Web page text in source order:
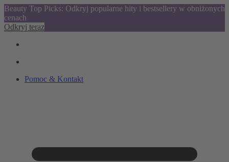
Beauty Top Picks: Odkryj popularne hity i bestsellery w obniżonych
cenach
Odkryj teraz
Pomoc & Kontakt